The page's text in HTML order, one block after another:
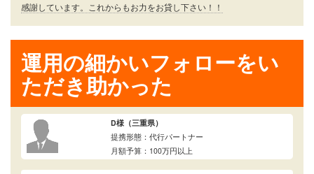
感謝しています。これからもお力をお貸し下さい！！
運用の細かいフォローをい
ただき助かった
D様（三重県）
提携形態：代行パートナー
月額予算：100万円以上